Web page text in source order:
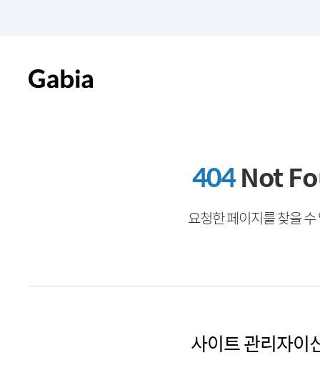
404Not
요청한 페이지를 찾을
사이트 관리자이